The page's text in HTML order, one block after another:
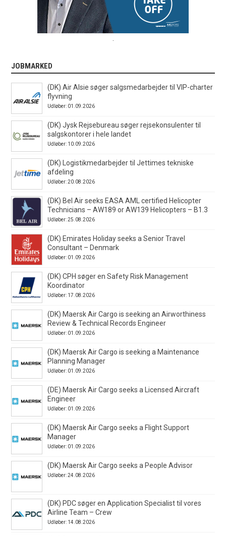
JOBMARKED
(DK) Air Alsie søger salgsmedarbejder til VIP-charter
flyvning
Udløber: 01.09.2026
(DK) Jysk Rejsebureau søger rejsekonsulenter til
salgskontorer i hele landet
Udløber: 10.09.2026
(DK) Logistikmedarbejder til Jettimes tekniske
afdeling
Udløber: 20.08.2026
(DK) Bel Air seeks EASA AML certified Helicopter
Technicians – AW189 or AW139 Helicopters – B1.3
Udløber: 25.08.2026
(DK) Emirates Holiday seeks a Senior Travel
Consultant – Denmark
Udløber: 01.09.2026
(DK) CPH søger en Safety Risk Management
Koordinator
Udløber: 17.08.2026
(DK) Maersk Air Cargo is seeking an Airworthiness
Review & Technical Records Engineer
Udløber: 01.09.2026
(DK) Maersk Air Cargo is seeking a Maintenance
Planning Manager
Udløber: 01.09.2026
(DE) Maersk Air Cargo seeks a Licensed Aircraft
Engineer
Udløber: 01.09.2026
(DK) Maersk Air Cargo seeks a Flight Support
Manager
Udløber: 01.09.2026
(DK) Maersk Air Cargo seeks a People Advisor
Udløber: 24.08.2026
(DK) PDC søger en Application Specialist til vores
Airline Team – Crew
Udløber: 14.08.2026